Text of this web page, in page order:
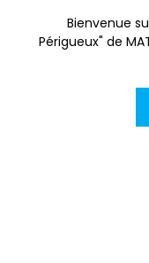
Bienvenue
Périgueux" de